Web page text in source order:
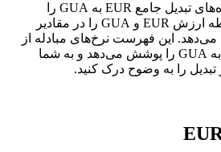
در جدول بالا، نمودار داده‌های تبدیل جامع EUR به GUA را
مشاهده می‌کنید که رابطه ارزش EUR و GUA را در مقادیر
می‌دهد. این فهرست نرخ‌های مبادله از
1 EUR تا 100000 EUR به GUA را پوشش می‌دهد و به شما
را به وضوح درک کنید.